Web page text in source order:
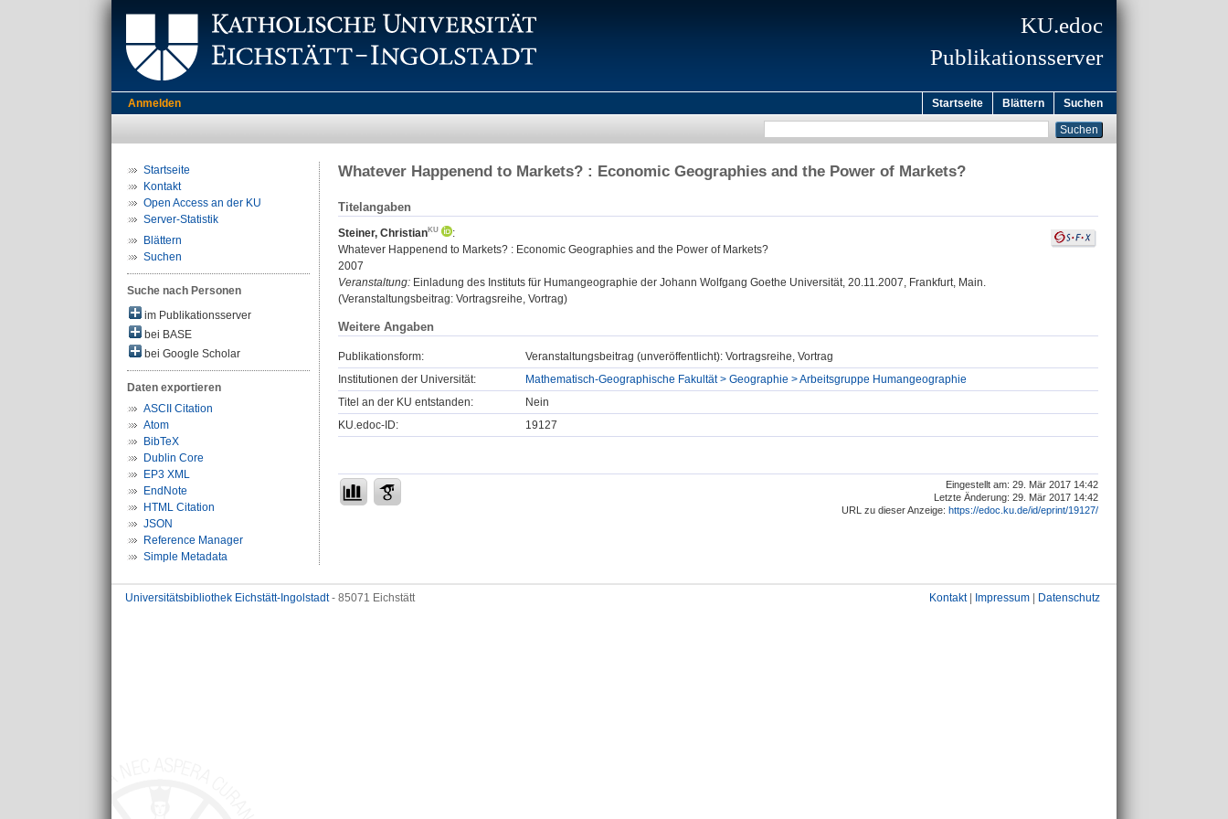
KU.edoc
Publikationsserver
Anmelden Startseite Blättern Suchen
Startseite
Kontakt
Open Access an der KU
Server-Statistik
Blättern
Suchen
Suche nach Personen
im Publikationsserver
bei BASE
bei Google Scholar
Daten exportieren
ASCII Citation
Atom
BibTeX
Dublin Core
EP3 XML
EndNote
HTML Citation
JSON
Reference Manager
Simple Metadata
Whatever Happenend to Markets? : Economic Geographies and the Power of Markets?
Titelangaben
Steiner, Christian
:
Whatever Happenend to Markets? : Economic Geographies and the Power of Markets?
2007
Veranstaltung: Einladung des Instituts für Humangeographie der Johann Wolfgang Goethe Universität, 20.11.2007, Frankfurt, Main.
(Veranstaltungsbeitrag: Vortragsreihe, Vortrag)
Weitere Angaben
Publikationsform:
Veranstaltungsbeitrag (unveröffentlicht): Vortragsreihe, Vortrag
Institutionen der Universität:
Mathematisch-Geographische Fakultät > Geographie > Arbeitsgruppe Humangeographie
Titel an der KU entstanden:
Nein
KU.edoc-ID:
19127
Eingestellt am: 29. Mär 2017 14:42
Letzte Änderung: 29. Mär 2017 14:42
URL zu dieser Anzeige: https://edoc.ku.de/id/eprint/19127/
Universitätsbibliothek Eichstätt-Ingolstadt- 85071 Eichstätt Kontakt| Impressum Datenschutz